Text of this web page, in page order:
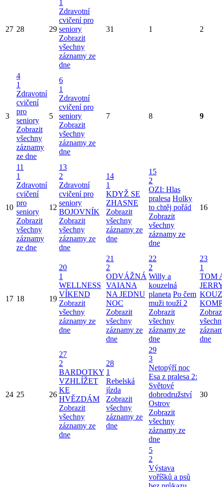
27 28 29
1
Zdravotní
cvičení pro
seniory
Zobrazit
všechny
záznamy ze
dne
31 1 2
3
4
1
Zdravotní
cvičení
pro
seniory
Zobrazit
všechny
záznamy
ze dne
5
6
1
Zdravotní
cvičení pro
seniory
Zobrazit
všechny
záznamy ze
dne
7 8 9
10
11
1
Zdravotní
cvičení
pro
seniory
Zobrazit
všechny
záznamy
ze dne
12
13
2
Zdravotní
cvičení pro
seniory
BOJOVNÍK
Zobrazit
všechny
záznamy ze
dne
14
1
KDYŽ SE
ZHASNE
Zobrazit
všechny
záznamy ze
dne
15
2
OZI: Hlas
pralesa Holky
to chtěj pořád
Zobrazit
všechny
záznamy ze
dne
16
17 18 19
20
1
WELLNESS
VÍKEND
Zobrazit
všechny
záznamy ze
dne
21
2
ODVÁŽNÁ
VAIANA
NA JEDNU
NOC
Zobrazit
všechny
záznamy ze
dne
22
2
Willy a
kouzelná
planeta Po čem
muži touží 2
Zobrazit
všechny
záznamy ze
dne
23
1
TOM
dne
24 25 26
27
2
BARDOTKY
VZHLÍŽET
KE
HVĚZDÁM
Zobrazit
všechny
záznamy ze
dne
28
1
Rebelská
jízda
Zobrazit
všechny
záznamy ze
dne
29
3
Netopýří noc
Esa z pralesa 2:
Světové
dobrodružství
Ostrov
Zobrazit
všechny
záznamy ze
dne
30
5
2
Výstava
voříšků a psů